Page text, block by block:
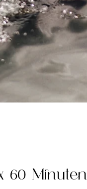
60 Minuten